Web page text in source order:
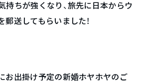
持ちが強くなり、旅先に日本からウ
送してもらいました！
お出掛け予定の新婚ホヤホヤのご